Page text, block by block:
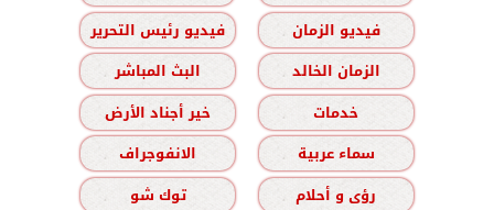
فيديو الزمان
فيديو رئيس التحرير
الزمان الخالد
البث المباشر
خدمات
خير أجناد الأرض
سماء عربية
الانفوجراف
رؤى و أحلام
توك شو